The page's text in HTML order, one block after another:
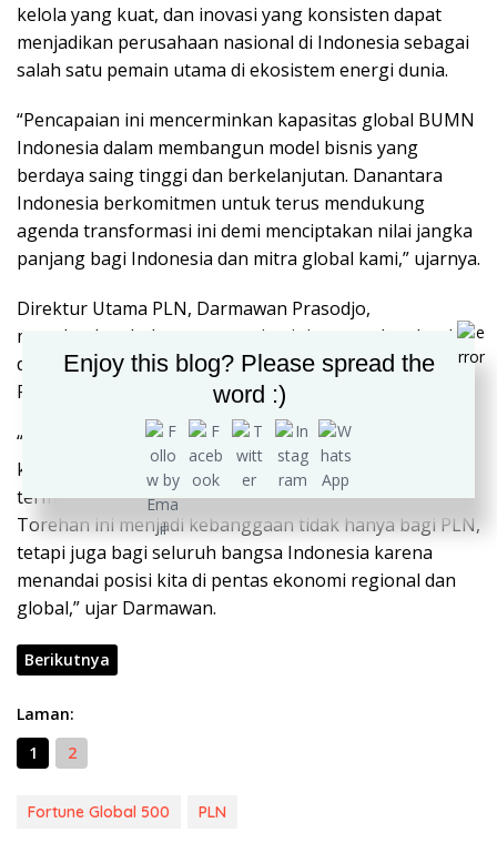
kelola yang kuat, dan inovasi yang konsisten dapat
menjadikan perusahaan nasional di Indonesia sebagai
salah satu pemain utama di ekosistem energi dunia.
“Pencapaian ini mencerminkan kapasitas global BUMN
Indonesia dalam membangun model bisnis yang
berdaya saing tinggi dan berkelanjutan. Danantara
Indonesia berkomitmen untuk terus mendukung
agenda transformasi ini demi menciptakan nilai jangka
panjang bagi Indonesia dan mitra global kami,” ujarnya.
Direktur Utama PLN, Darmawan Prasodjo,
menekankan bahwa pencapaian ini merupakan buah
dari transformasi menyeluruh yang telah dijalankan
PLN dalam beberapa tahun terakhir.
“PLN terus berkomitmen untuk memberikan layanan
kelistrikan terbaik bagi masyarakat Indonesia,
termasuk mereka yang berada di pelosok negeri.
Torehan ini menjadi kebanggaan tidak hanya bagi PLN,
tetapi juga bagi seluruh bangsa Indonesia karena
menandai posisi kita di pentas ekonomi regional dan
global,” ujar Darmawan.
Berikutnya
Laman:
1
2
Fortune Global 500 PLN
Enjoy this blog? Please spread the
word :)